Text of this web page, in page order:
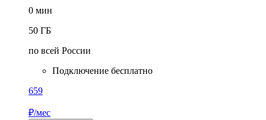
0 мин
50 ГБ
по всей России
Подключение бесплатно
659
₽/мес